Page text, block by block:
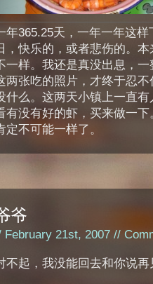
年365.25天，一年一年这
，快乐的，或者悲伤的。
一样。我还是真没出息，
两张吃的照片，才终于忍
什么。这两天小镇上一直
有没有好的虾，买来做一
定不可能一样了。
爷
February 21st, 2007 //
不起，我没能回去和你说再